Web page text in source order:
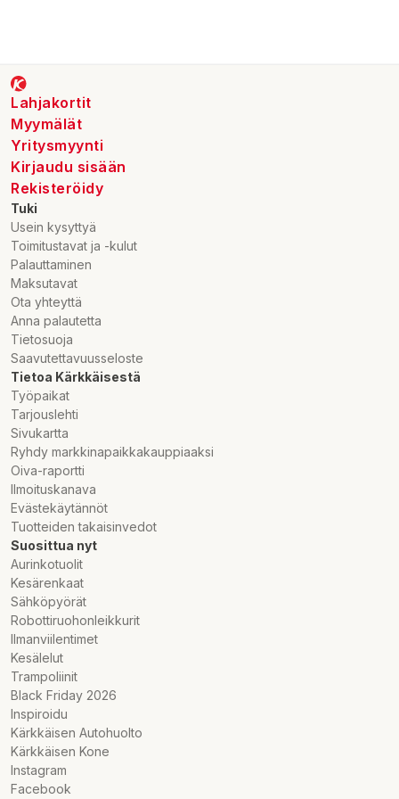
Lahjakortit
Myymälät
Yritysmyynti
Kirjaudu sisään
Rekisteröidy
Tuki
Usein kysyttyä
Toimitustavat ja -kulut
Palauttaminen
Maksutavat
Ota yhteyttä
Anna palautetta
Tietosuoja
Saavutettavuusseloste
Tietoa Kärkkäisestä
Työpaikat
Tarjouslehti
Sivukartta
Ryhdy markkinapaikkakauppiaaksi
Oiva-raportti
Ilmoituskanava
Evästekäytännöt
Tuotteiden takaisinvedot
Suosittua nyt
Aurinkotuolit
Kesärenkaat
Sähköpyörät
Robottiruohonleikkurit
Ilmanviilentimet
Kesälelut
Trampoliinit
Black Friday 2026
Inspiroidu
Kärkkäisen Autohuolto
Kärkkäisen Kone
Instagram
Facebook